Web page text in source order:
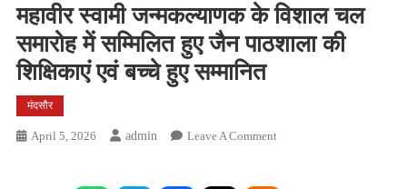
महावीर स्वामी जन्मकल्याणक के विशाल चल
समारोह में सम्मिलित हुए जैन पाठशाला की
शिक्षिकाएं एवं बच्चे हुए सम्मानित
मंदसौर
April 5, 2026 Admin Leave A CommentOn